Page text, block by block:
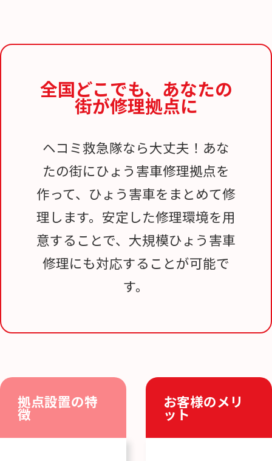
全国どこでも、 あなたの
街が修理拠点に
ヘコミ救急隊なら大丈夫！あな
たの街にひょう害車修理拠点を
作って、ひょう害車をまとめて修
理します。安定した修理環境を用
意することで、大規模ひょう害車
修理にも対応することが可能で
す。
拠点設置の特
徴
お客様のメリ
ット